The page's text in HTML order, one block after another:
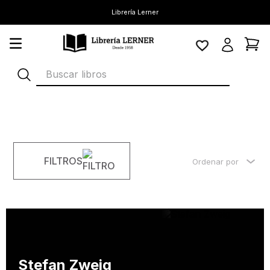
Librería Lerner
Buscar libros
FILTROS Ordenar por
Stefan Zweig